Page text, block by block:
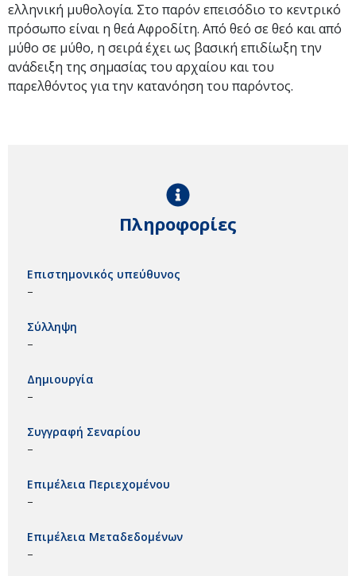
ελληνική μυθολογία. Στο παρόν επεισόδιο το κεντρικό
πρόσωπο είναι η θεά Αφροδίτη. Από θεό σε θεό και από
μύθο σε μύθο, η σειρά έχει ως βασική επιδίωξη την
ανάδειξη της σημασίας του αρχαίου και του
παρελθόντος για την κατανόηση του παρόντος.
Πληροφορίες
Επιστημονικός υπεύθυνος
–
Σύλληψη
–
Δημιουργία
–
Συγγραφή Σεναρίου
–
Επιμέλεια Περιεχομένου
–
Επιμέλεια Μεταδεδομένων
–